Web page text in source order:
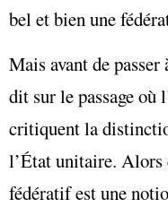
bel et bien une
Mais avant de
dit sur le passage où
critiquent la
l’État unitaire. Alors
fédératif est une